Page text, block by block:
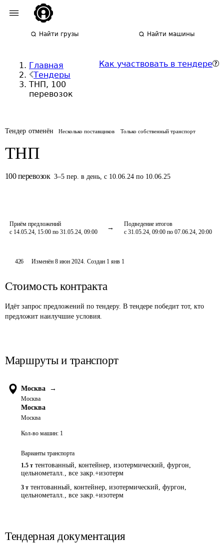
Найти грузы Найти машины
Главная
Тендеры
ТНП, 100
перевозок
Как участвовать в тендере
Тендер отменён Несколько поставщиков Только собственный транспорт
ТНП
100 перевозок 3–5 пер. в день,с 10.06.24 по 10.06.25
Приём предложений
с 14.05.24, 15:00 по 31.05.24, 09:00
Подведение итогов
с 31.05.24, 09:00 по 07.06.24, 20:00
426 Изменён8 июн 2024. Создан 1 янв 1
Стоимость контракта
Идёт запрос предложений по тендеру. В тендере победит тот, кто
предложит наилучшие условия.
Маршруты и транспорт
Москва →
Москва
Москва
Москва
Кол-во машин: 1
Варианты транспорта
1.5 т тентованный, контейнер, изотермический, фургон,
цельнометалл., все закр.+изотерм
3 т тентованный, контейнер, изотермический, фургон,
цельнометалл., все закр.+изотерм
Тендерная документация